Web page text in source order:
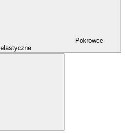
Pokrowce
elastyczne